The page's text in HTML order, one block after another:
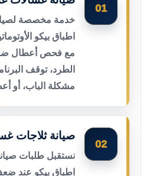
01
خدمة مخصصة
اطباق بيكو
مع فحص أعطال
الطرد، توقف
مشكلة الباب، أو
02
صيانة ثلاجات
نستقبل طلبات
اطباق بيكو عند